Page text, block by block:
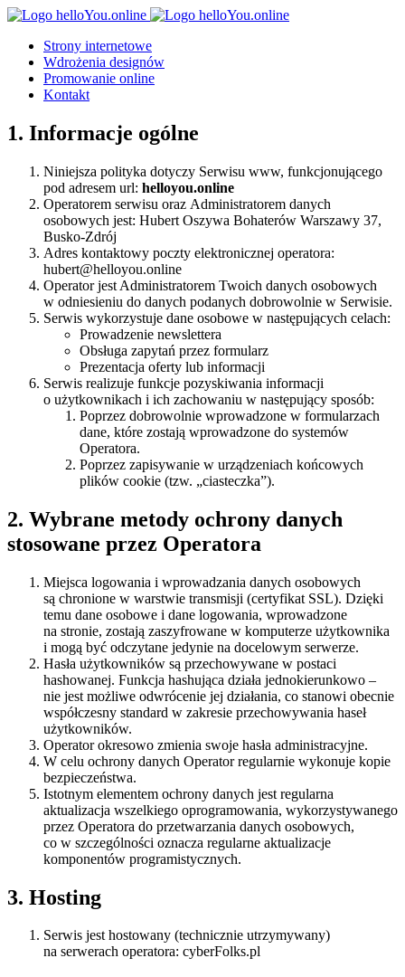
Strony internetowe
Wdrożenia designów
Promowanie online
Kontakt
1. Informacje ogólne
Niniejsza polityka dotyczy Serwisu www, funkcjonującego
pod adresem url: helloyou.online
Operatorem serwisu oraz Administratorem danych
osobowych jest: Hubert Oszywa Bohaterów Warszawy 37,
Busko-Zdrój
Adres kontaktowy poczty elektronicznej operatora:
hubert@helloyou.online
Operator jest Administratorem Twoich danych osobowych
w odniesieniu do danych podanych dobrowolnie w Serwisie.
Serwis wykorzystuje dane osobowe w następujących celach:
Prowadzenie newslettera
Obsługa zapytań przez formularz
Prezentacja oferty lub informacji
Serwis realizuje funkcje pozyskiwania informacji
o użytkownikach i ich zachowaniu w następujący sposób:
Poprzez dobrowolnie wprowadzone w formularzach
dane, które zostają wprowadzone do systemów
Operatora.
Poprzez zapisywanie w urządzeniach końcowych
plików cookie (tzw. „ciasteczka”).
2. Wybrane metody ochrony danych
stosowane przez Operatora
Miejsca logowania i wprowadzania danych osobowych
są chronione w warstwie transmisji (certyfikat SSL). Dzięki
temu dane osobowe i dane logowania, wprowadzone
na stronie, zostają zaszyfrowane w komputerze użytkownika
i mogą być odczytane jedynie na docelowym serwerze.
Hasła użytkowników są przechowywane w postaci
hashowanej. Funkcja hashująca działa jednokierunkowo –
nie jest możliwe odwrócenie jej działania, co stanowi obecnie
współczesny standard w zakresie przechowywania haseł
użytkowników.
Operator okresowo zmienia swoje hasła administracyjne.
W celu ochrony danych Operator regularnie wykonuje kopie
bezpieczeństwa.
Istotnym elementem ochrony danych jest regularna
aktualizacja wszelkiego oprogramowania, wykorzystywanego
przez Operatora do przetwarzania danych osobowych,
co w szczególności oznacza regularne aktualizacje
komponentów programistycznych.
3. Hosting
Serwis jest hostowany (technicznie utrzymywany)
na serwerach operatora: cyberFolks.pl